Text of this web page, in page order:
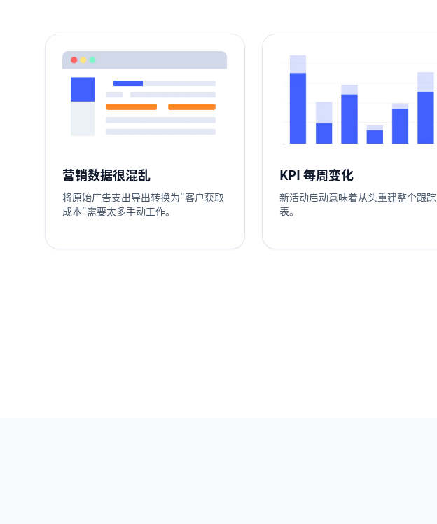
营销数据很混乱
将原始广告支出导出转换为"客户获取
成本"需要太多手动工作。
KPI 每周变化
新活动启动意味着从头重建整个跟踪
表。